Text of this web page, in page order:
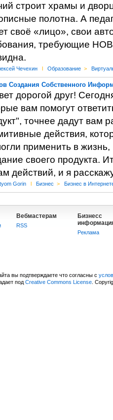
строит храмы и
полотна. А
своё «лицо», свои
требующие
Чечехин l Образование >
Создания Собственного
дорогой друг!
вам помогут
точнее дадут вам
действия,
применить в жизнь,
своего продукта.
действий, и я
Gorin l Бизнес > Бизнес в
Вебмастерам
RSS
Бизнесс
Реклама
вы подтверждаете что согласны с
под Creative Commons License.